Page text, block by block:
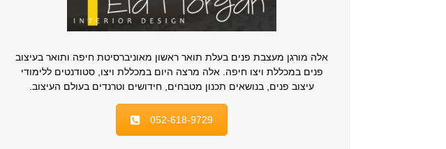
אלה מורגן מעצבת פנים בעלת תואר ראשון מאוניברסיטת חיפה ותואר בעיצוב
פנים במכללת ויצו חיפה. אלה מרצה היום במכללת ויצו, סטודנטים ללימודי
עיצוב פנים, בנושאים תכנון מטבחים, חידושים וטרנדים בעולם העיצוב.
052-618-9729